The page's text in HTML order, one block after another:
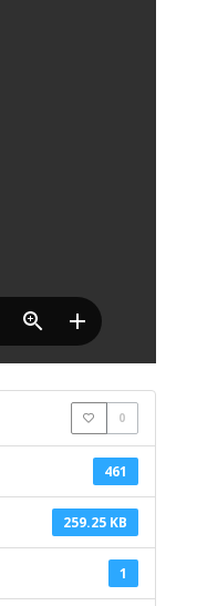
0
461
259.25 KB
1